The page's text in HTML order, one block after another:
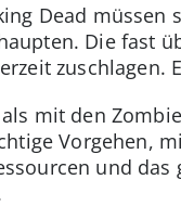
Dead
Die fast
zuschlagen.
mit den
Vorgehen,
und